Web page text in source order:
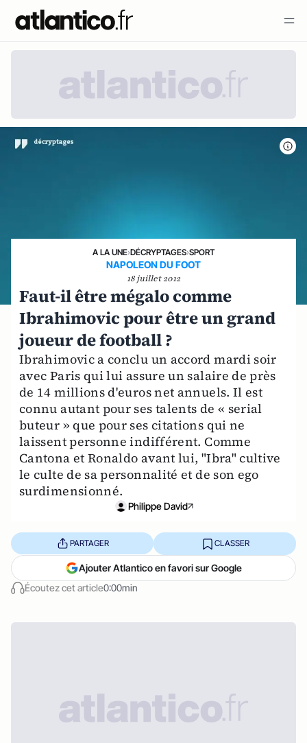
A LA UNE›DÉCRYPTAGES›SPORT
NAPOLEON DU FOOT
18 juillet 2012
Faut-il être mégalo comme
Ibrahimovic pour être un grand
joueur de football ?
Ibrahimovic a conclu un accord mardi soir
avec Paris qui lui assure un salaire de près
de 14 millions d'euros net annuels. Il est
connu autant pour ses talents de « serial
buteur » que pour ses citations qui ne
laissent personne indifférent. Comme
Cantona et Ronaldo avant lui, "Ibra" cultive
le culte de sa personnalité et de son ego
surdimensionné.
Philippe David
Écoutez cet article0:00min
PARTAGER CLASSER
Ajouter Atlantico en favori sur Google